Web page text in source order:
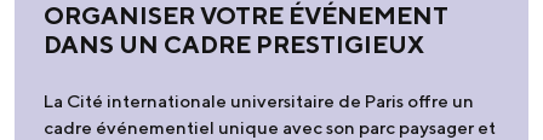
ORGANISER VOTRE ÉVÉNEMENT
DANS UN CADRE PRESTIGIEUX
La Cité internationale universitaire de Paris offre un
cadre événementiel unique avec son parc paysager et